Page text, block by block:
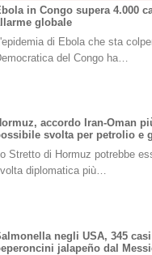
in Congo supera 4.000
globale
di Ebola che sta
del Congo ha…
accordo Iran-Oman
svolta per petrolio e
Stretto di Hormuz potrebbe
diplomatica più…
negli USA, 345
jalapeño dal